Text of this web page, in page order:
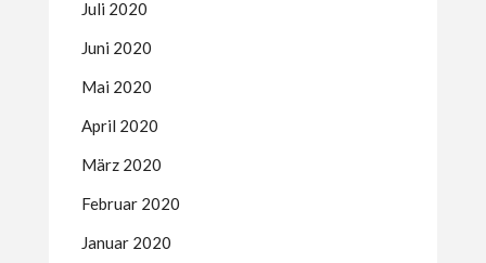
Juli 2020
Juni 2020
Mai 2020
April 2020
März 2020
Februar 2020
Januar 2020